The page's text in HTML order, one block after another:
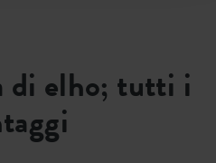
di elho; tutti i